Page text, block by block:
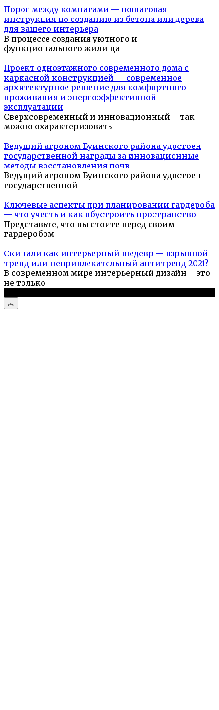
Порог между комнатами — пошаговая
инструкция по созданию из бетона или дерева
для вашего интерьера
В процессе создания уютного и
функционального жилища
Проект одноэтажного современного дома с
каркасной конструкцией — современное
архитектурное решение для комфортного
проживания и энергоэффективной
эксплуатации
Сверхсовременный и инновационный – так
можно охарактеризовать
Ведущий агроном Буинского района удостоен
государственной награды за инновационные
методы восстановления почв
Ведущий агроном Буинского района удостоен
государственной
Ключевые аспекты при планировании гардероба
— что учесть и как обустроить пространство
Представьте, что вы стоите перед своим
гардеробом
Скинали как интерьерный шедевр — взрывной
тренд или непривлекательный антитренд 2021?
В современном мире интерьерный дизайн – это
не только